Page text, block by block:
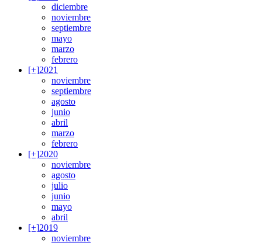
diciembre
noviembre
septiembre
mayo
marzo
febrero
[+]2021
noviembre
septiembre
agosto
junio
abril
marzo
febrero
[+]2020
noviembre
agosto
julio
junio
mayo
abril
[+]2019
noviembre